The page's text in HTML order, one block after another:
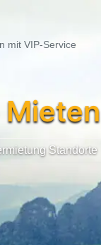
mit VIP-Service
Standorte